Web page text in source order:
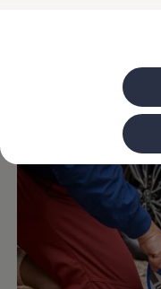
Ventajas
Ventajas
Profesionales
My
Seguros
My
Particulares
My Way
Seguros
My
la toma de corriente
California Beach
hacen posible.
nuestros accesorios